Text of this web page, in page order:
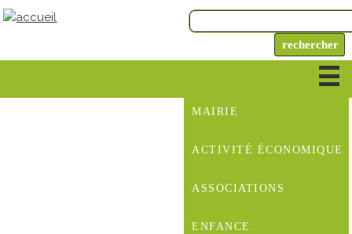
MAIRIE
ACTIVITÉ ÉCONOMIQUE
ASSOCIATIONS
ENFANCE